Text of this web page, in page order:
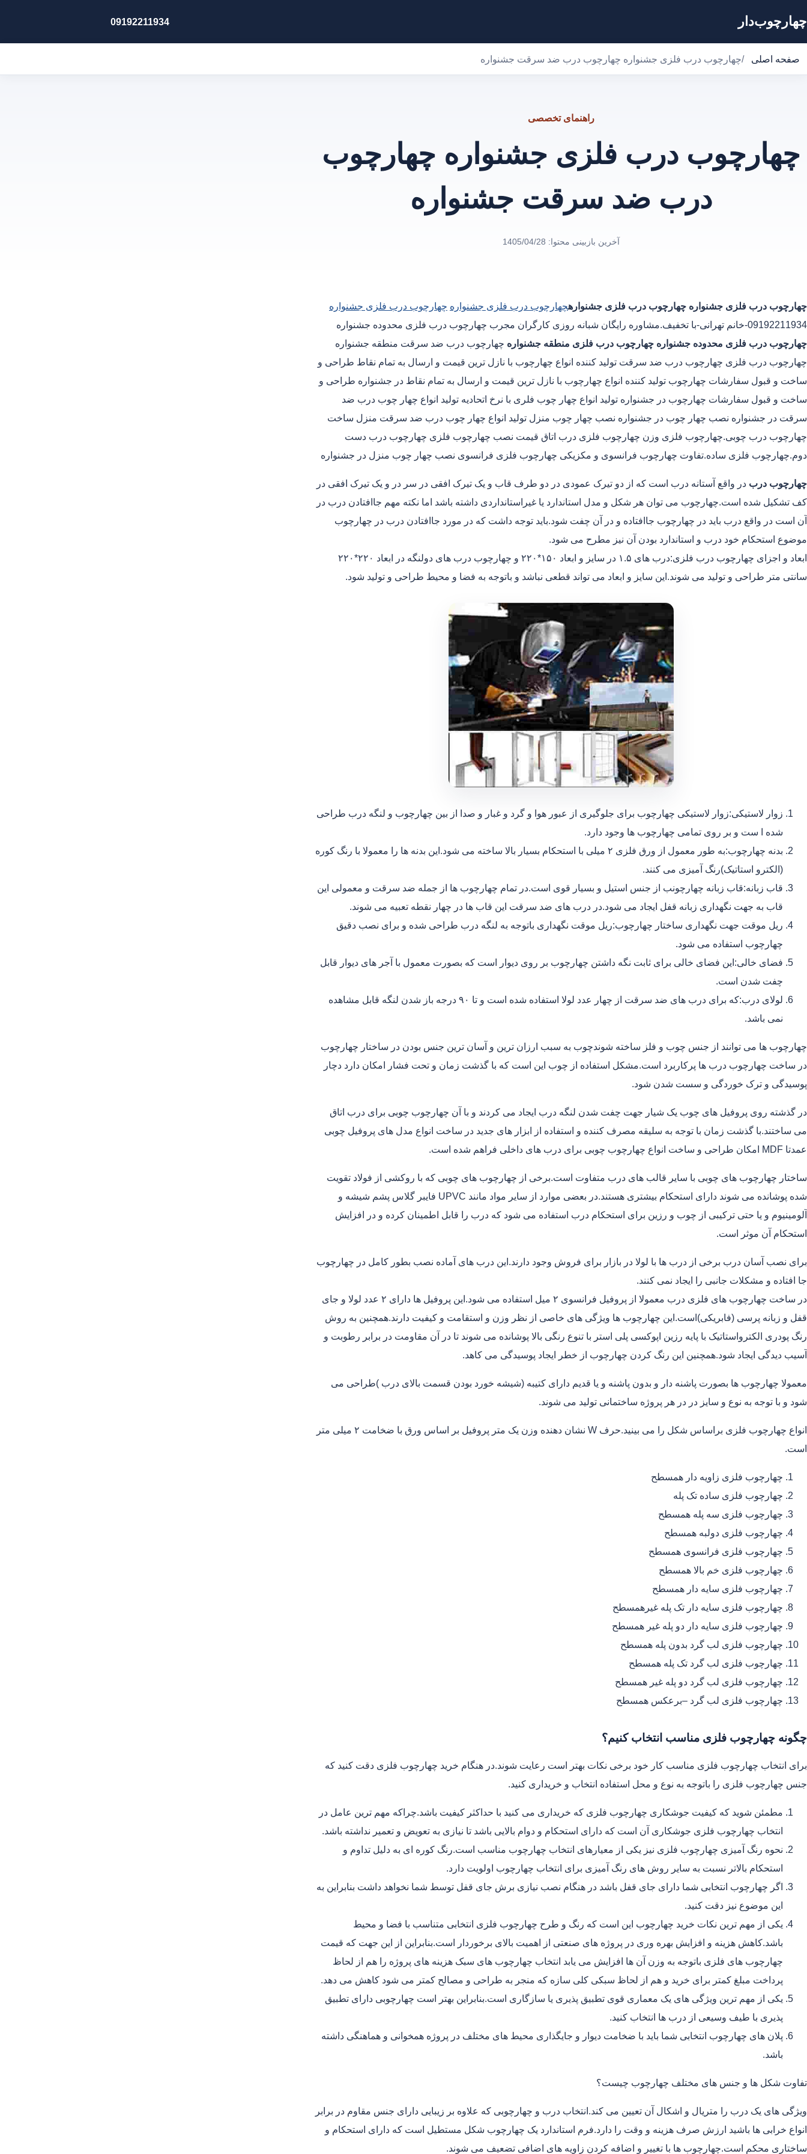
چهارچوب‌دار 09192211934
صفحه اصلی /چهارچوب درب فلزی جشنواره چهارچوب درب ضد سرقت جشنواره
راهنمای تخصصی
چهارچوب درب فلزی جشنواره چهارچوب
درب ضد سرقت جشنواره
آخرین بازبینی محتوا: 1405/04/28
چهارچوب درب فلزی جشنواره چهارچوب درب فلزی جشنوارهچهارچوب درب فلزی جشنواره چهارچوب درب فلزی جشنواره
09192211934-خانم تهرانی-با تخفیف.مشاوره رایگان شبانه روزی کارگران مجرب چهارچوب درب فلزی محدوده جشنواره
چهارچوب درب فلزی محدوده جشنواره چهارچوب درب فلزی منطقه جشنواره چهارچوب درب ضد سرقت منطقه جشنواره
چهارچوب درب فلزی چهارچوب درب ضد سرقت تولید کننده انواع چهارچوب با نازل ترین قیمت و ارسال به تمام نقاط طراحی و
ساخت و قبول سفارشات چهارچوب تولید کننده انواع چهارچوب با نازل ترین قیمت و ارسال به تمام نقاط در جشنواره طراحی و
ساخت و قبول سفارشات چهارچوب در جشنواره تولید انواع چهار چوب فلری با نرخ اتحادیه تولید انواع چهار چوب درب ضد
سرقت در جشنواره نصب چهار چوب در جشنواره نصب چهار چوب منزل تولید انواع چهار چوب درب ضد سرقت منزل ساخت
چهارچوب درب چوبی.چهارچوب فلزی وزن چهارچوب فلزی درب اتاق قیمت نصب چهارچوب فلزی چهارچوب درب دست
دوم.چهارچوب فلزی ساده.تفاوت چهارچوب فرانسوی و مکزیکی چهارچوب فلزی فرانسوی نصب چهار چوب منزل در جشنواره
چهارچوب درب در واقع آستانه درب است که از دو تیرک عمودی در دو طرف قاب و یک تیرک افقی در سر در و یک تیرک افقی در
کف تشکیل شده است.چهارچوب می توان هر شکل و مدل استاندارد یا غیراستانداردی داشته باشد اما نکته مهم جاافتادن درب در
آن است در واقع درب باید در چهارچوب جاافتاده و در آن چفت شود.باید توجه داشت که در مورد جاافتادن درب در چهارچوب
موضوع استحکام خود درب و استاندارد بودن آن نیز مطرح می شود.
ابعاد و اجزای چهارچوب درب فلزی:درب های ۱.۵ در سایز و ابعاد ۱۵۰*۲۲۰ و چهارچوب درب های دولنگه در ابعاد ۲۲۰*۲۲۰
سانتی متر طراحی و تولید می شوند.این سایز و ابعاد می تواند قطعی نباشد و باتوجه به فضا و محیط طراحی و تولید شود.
زوار لاستیکی:زوار لاستیکی چهارچوب برای جلوگیری از عبور هوا و گرد و غبار و صدا از بین چهارچوب و لنگه درب طراحی
شده ا ست و بر روی تمامی چهارچوب ها وجود دارد.
بدنه چهارچوب:به طور معمول از ورق فلزی ۲ میلی با استحکام بسیار بالا ساخته می شود.این بدنه ها را معمولا با رنگ کوره
(الکترو استاتیک)رنگ آمیزی می کنند.
قاب زبانه:قاب زبانه چهارچونب از جنس استیل و بسیار قوی است.در تمام چهارچوب ها از جمله ضد سرقت و معمولی این
قاب به جهت نگهداری زبانه قفل ایجاد می شود.در درب های ضد سرقت این قاب ها در چهار نقطه تعبیه می شوند.
ریل موقت جهت نگهداری ساختار چهارچوب:ریل موقت نگهداری باتوجه به لنگه درب طراحی شده و برای نصب دقیق
چهارچوب استفاده می شود.
فضای خالی:این فضای خالی برای ثابت نگه داشتن چهارچوب بر روی دیوار است که بصورت معمول با آجر های دیوار قابل
چفت شدن است.
لولای درب:که برای درب های ضد سرقت از چهار عدد لولا استفاده شده است و تا ۹۰ درجه باز شدن لنگه قابل مشاهده
نمی باشد.
چهارچوب ها می توانند از جنس چوب و فلز ساخته شوندچوب به سبب ارزان ترین و آسان ترین جنس بودن در ساختار چهارچوب
در ساخت چهارچوب درب ها پرکاربرد است.مشکل استفاده از چوب این است که با گذشت زمان و تحت فشار امکان دارد دچار
پوسیدگی و ترک خوردگی و سست شدن شود.
در گذشته روی پروفیل های چوب یک شیار جهت چفت شدن لنگه درب ایجاد می کردند و با آن چهارچوب چوبی برای درب اتاق
می ساختند.با گذشت زمان با توجه به سلیقه مصرف کننده و استفاده از ابزار های جدید در ساخت انواع مدل های پروفیل چوبی
عمدتا MDF امکان طراحی و ساخت انواع چهارچوب چوبی برای درب های داخلی فراهم شده است.
ساختار چهارچوب های چوبی با سایر قالب های درب متفاوت است.برخی از چهارچوب های چوبی که با روکشی از فولاد تقویت
شده پوشانده می شوند دارای استحکام بیشتری هستند.در بعضی موارد از سایر مواد مانند UPVC فایبر گلاس پشم شیشه و
آلومینیوم و یا حتی ترکیبی از چوب و رزین برای استحکام درب استفاده می شود که درب را قابل اطمینان کرده و در افزایش
استحکام آن موثر است.
برای نصب آسان درب برخی از درب ها با لولا در بازار برای فروش وجود دارند.این درب های آماده نصب بطور کامل در چهارچوب
جا افتاده و مشکلات جانبی را ایجاد نمی کنند.
در ساخت چهارچوب های فلزی درب معمولا از پروفیل فرانسوی ۲ میل استفاده می شود.این پروفیل ها دارای ۲ عدد لولا و جای
قفل و زبانه پرسی (فابریکی)است.این چهارچوب ها ویژگی های خاصی از نظر وزن و استقامت و کیفیت دارند.همچنین به روش
رنگ پودری الکترواستاتیک با پایه رزین اپوکسی پلی استر با تنوع رنگی بالا پوشانده می شوند تا در آن مقاومت در برابر رطوبت و
آسیب دیدگی ایجاد شود.همچنین این رنگ کردن چهارچوب از خطر ایجاد پوسیدگی می کاهد.
معمولا چهارچوب ها بصورت پاشنه دار و بدون پاشنه و یا قدیم دارای کتیبه (شیشه خورد بودن قسمت بالای درب )طراحی می
شود و با توجه به نوع و سایز در در هر پروژه ساختمانی تولید می شوند.
انواع چهارچوب فلزی براساس شکل را می بینید.حرف W نشان دهنده وزن یک متر پروفیل بر اساس ورق با ضخامت ۲ میلی متر
است.
چهارچوب فلزی زاویه دار همسطح
چهارچوب فلزی ساده تک پله
چهارچوب فلزی سه پله همسطح
چهارچوب فلزی دولبه همسطح
چهارچوب فلزی فرانسوی همسطح
چهارچوب فلزی خم بالا همسطح
چهارچوب فلزی سایه دار همسطح
چهارچوب فلزی سایه دار تک پله غیرهمسطح
چهارچوب فلزی سایه دار دو پله غیر همسطح
چهارچوب فلزی لب گرد بدون پله همسطح
چهارچوب فلزی لب گرد تک پله همسطح
چهارچوب فلزی لب گرد دو پله غیر همسطح
چهارچوب فلزی لب گرد –برعکس همسطح
چگونه چهارچوب فلزی مناسب انتخاب کنیم؟
برای انتخاب چهارچوب فلزی مناسب کار خود برخی نکات بهتر است رعایت شوند.در هنگام خرید چهارچوب فلزی دقت کنید که
جنس چهارچوب فلزی را باتوجه به نوع و محل استفاده انتخاب و خریداری کنید.
مطمئن شوید که کیفیت جوشکاری چهارچوب فلزی که خریداری می کنید با حداکثر کیفیت باشد.چراکه مهم ترین عامل در
انتخاب چهارچوب فلزی جوشکاری آن است که دارای استحکام و دوام بالایی باشد تا نیازی به تعویض و تعمیر نداشته باشد.
نحوه رنگ آمیزی چهارچوب فلزی نیز یکی از معیارهای انتخاب چهارچوب مناسب است.رنگ کوره ای به دلیل تداوم و
استحکام بالاتر نسبت به سایر روش های رنگ آمیزی برای انتخاب چهارچوب اولویت دارد.
اگر چهارچوب انتخابی شما دارای جای قفل باشد در هنگام نصب نیازی برش جای قفل توسط شما نخواهد داشت بنابراین به
این موضوع نیز دقت کنید.
یکی از مهم ترین نکات خرید چهارچوب این است که رنگ و طرح چهارچوب فلزی انتخابی متناسب با فضا و محیط
باشد.کاهش هزینه و افزایش بهره وری در پروژه های صنعتی از اهمیت بالای برخوردار است.بنابراین از این جهت که قیمت
چهارچوب های فلزی باتوجه به وزن آن ها افزایش می یابد انتخاب چهارچوب های سبک هزینه های پروژه را هم از لحاظ
پرداخت مبلغ کمتر برای خرید و هم از لحاظ سبکی کلی سازه که منجر به طراحی و مصالح کمتر می شود کاهش می دهد.
یکی از مهم ترین ویژگی های یک معماری قوی تطبیق پذیری یا سازگاری است.بنابراین بهتر است چهارچوبی دارای تطبیق
پذیری با طیف وسیعی از درب ها انتخاب کنید.
پلان های چهارچوب انتخابی شما باید با ضخامت دیوار و جایگذاری محیط های مختلف در پروژه همخوانی و هماهنگی داشته
باشد.
تفاوت شکل ها و جنس های مختلف چهارچوب چیست؟
ویژگی های یک درب را متریال و اشکال آن تعیین می کند.انتخاب درب و چهارچوبی که علاوه بر زیبایی دارای جنس مقاوم در برابر
انواع خرابی ها باشید ارزش صرف هزینه و وقت را دارد.فرم استاندارد یک چهارچوب شکل مستطیل است که دارای استحکام و
ساختاری محکم است.چهارچوب ها با تغییر و اضافه کردن زاویه های اضافی تضعیف می شوند.